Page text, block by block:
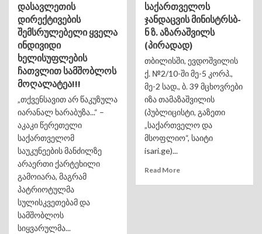
დასავლეთის
დირექტივების
შემსრულებელი ყველა
ინდივიდი
ხელისუფლების
ჩათვლით სამშობლოს
მოღალატეა!!!
„თქვენსავით არ წაკუზულა
იარანალ ხარაბუზა...“ –
აკაკი წერეთელი
საქართველომ
საუკუნეების მანძილზე
არაერთი ქარტეხილი
გამოიარა, მაგრამ
პატრიოტულმა
სულისკვეთებამ და
სამშობლოს
სიყვარულმა...
საქართველოს
ჯანდაცვის მინისტრსბ-
ნ ზ. აზარაშვილს
(პირადად)
თბილისში, ევდოშვილის
ქ. №2/10-ში მე-5 კორპ.,
მე-2 სად., ბ. 39 მცხოვრები
იზა თამაზაშვილის
(პუბლიცისტი, გაზეთი
„საქართველო და
მსოფლიო“, საიტი
isari.ge)...
Read More